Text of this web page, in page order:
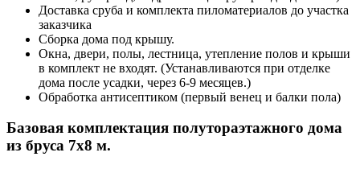
Доставка сруба и комплекта пиломатериалов до участка
заказчика
Сборка дома под крышу.
Окна, двери, полы, лестница, утепление полов и крыши
в комплект не входят. (Устанавливаются при отделке
дома после усадки, через 6-9 месяцев.)
Обработка антисептиком (первый венец и балки пола)
Базовая комплектация полутораэтажного дома
из бруса 7х8 м.